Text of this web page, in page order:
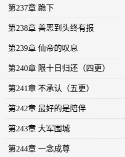
第237章 跪下
第238章 善恶到头终有报
第239章 仙帝的叹息
第240章 限十日归还（四更）
第241章 不承认（五更）
第242章 最好的是陪伴
第243章 大军围城
第244章 一念成尊